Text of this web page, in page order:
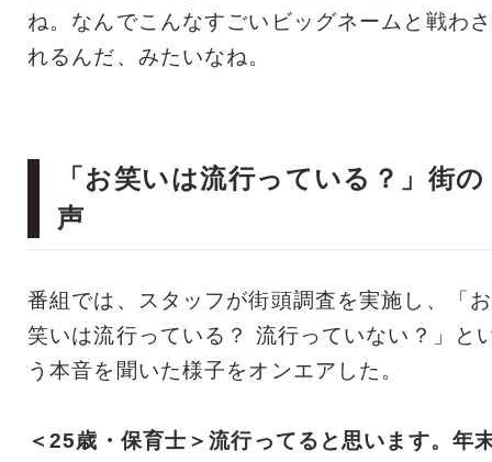
ね。なんでこんなすごいビッグネームと戦わさ
れるんだ、みたいなね。
「お笑いは流行っている？」街の
声
番組では、スタッフが街頭調査を実施し、「お
笑いは流行っている？ 流行っていない？」と
う本音を聞いた様子をオンエアした。
＜25歳・保育士＞流行ってると思います。年